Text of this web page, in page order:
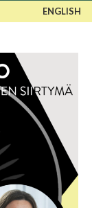
ENGLISH